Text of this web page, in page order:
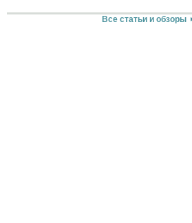
Все статьи и обзоры